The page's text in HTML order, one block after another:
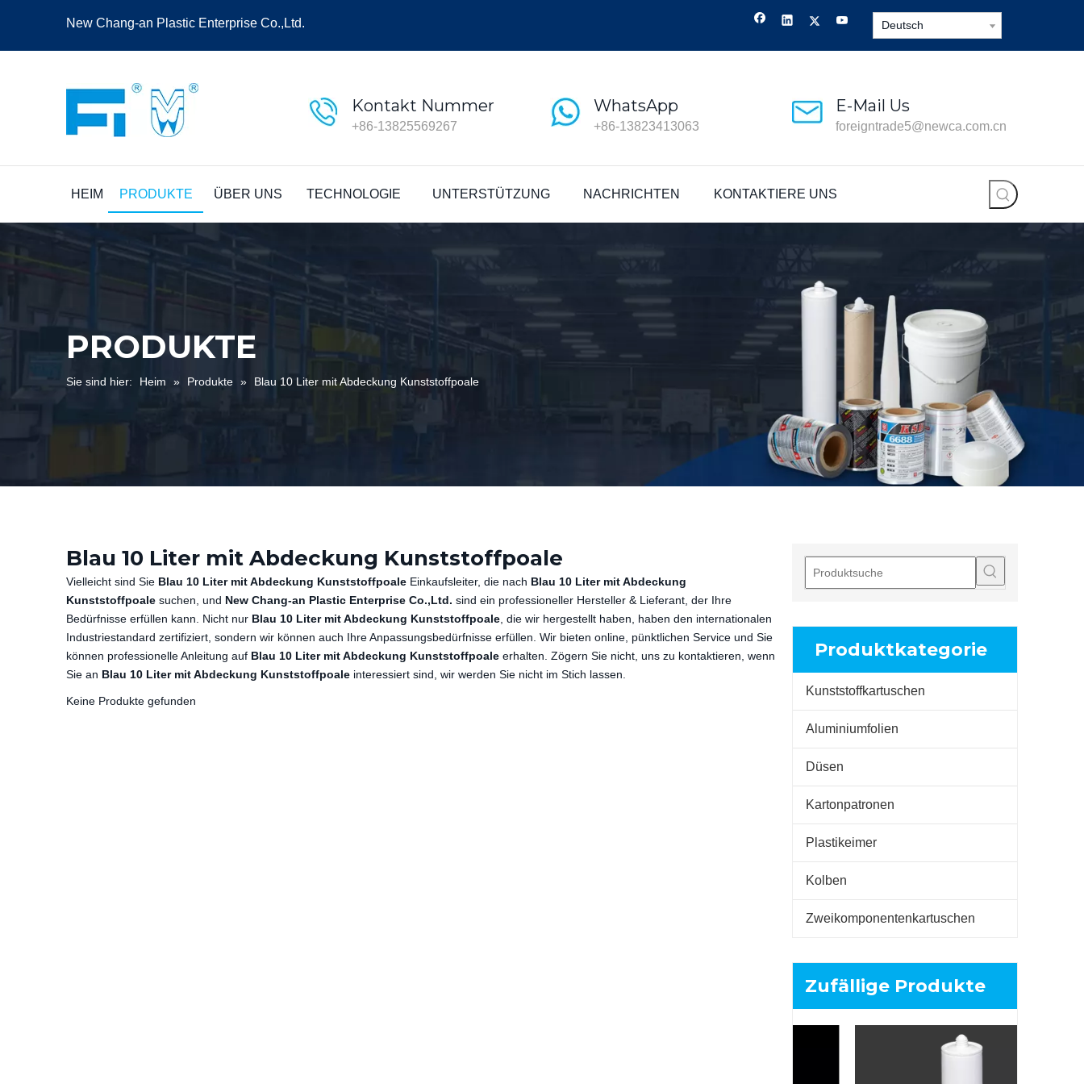
New Chang-an Plastic Enterprise Co.,Ltd. Deutsch
Kontakt Nummer
+86-13825569267
WhatsApp
+86-13823413063
E-Mail Us
foreigntrade5@newca.com.cn
HEIM PRODUKTE ÜBER UNS TECHNOLOGIE UNTERSTÜTZUNG NACHRICHTEN KONTAKTIERE UNS
PRODUKTE
Sie sind hier: Heim » Produkte » Blau 10 Liter mit Abdeckung Kunststoffpoale
Blau 10 Liter mit Abdeckung Kunststoffpoale
Vielleicht sind Sie Blau 10 Liter mit Abdeckung Kunststoffpoale Einkaufsleiter, die nach Blau 10 Liter mit Abdeckung
Kunststoffpoale suchen, und New Chang-an Plastic Enterprise Co.,Ltd. sind ein professioneller Hersteller & Lieferant, der Ihre
Bedürfnisse erfüllen kann. Nicht nur Blau 10 Liter mit Abdeckung Kunststoffpoale , die wir hergestellt haben, haben den internationalen
Industriestandard zertifiziert, sondern wir können auch Ihre Anpassungsbedürfnisse erfüllen. Wir bieten online, pünktlichen Service und Sie
können professionelle Anleitung auf Blau 10 Liter mit Abdeckung Kunststoffpoale erhalten. Zögern Sie nicht, uns zu kontaktieren, wenn
Sie an Blau 10 Liter mit Abdeckung Kunststoffpoale interessiert sind, wir werden Sie nicht im Stich lassen.
Keine Produkte gefunden
Produktkategorie
Kunststoffkartuschen
Aluminiumfolien
Düsen
Kartonpatronen
Plastikeimer
Kolben
Zweikomponentenkartuschen
Zufällige Produkte